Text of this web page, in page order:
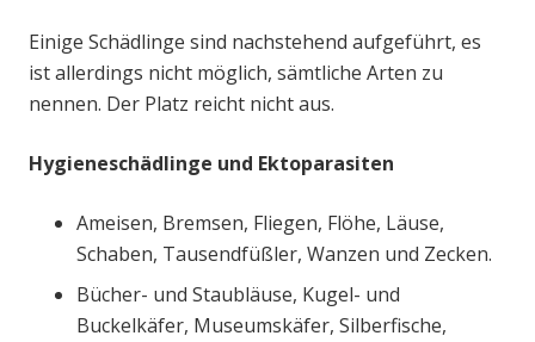
Einige Schädlinge sind nachstehend aufgeführt, es
ist allerdings nicht möglich, sämtliche Arten zu
nennen. Der Platz reicht nicht aus.
Hygieneschädlinge und Ektoparasiten
Ameisen, Bremsen, Fliegen, Flöhe, Läuse,
Schaben, Tausendfüßler, Wanzen und Zecken.
Bücher- und Staubläuse, Kugel- und
Buckelkäfer, Museumskäfer, Silberfische,